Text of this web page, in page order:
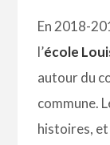
En 2018-
l’école
autour du
commune.
histoires, et